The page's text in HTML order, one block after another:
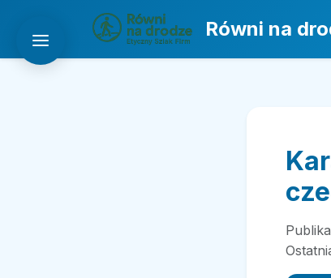
Równi na